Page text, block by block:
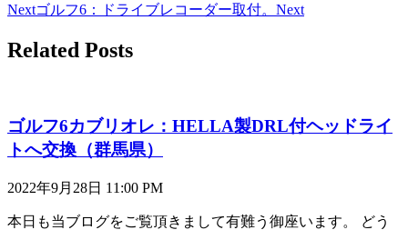
Nextゴルフ6：ドライブレコーダー取付。 Next
Related Posts
ゴルフ6カブリオレ：HELLA製DRL付ヘッドライ
トへ交換（群馬県）
2022年9月28日 11:00 PM
本日も当ブログをご覧頂きまして有難う御座います。 どう